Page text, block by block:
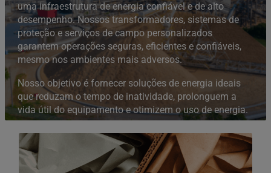
uma infraestrutura de energia confiável e de alto
desempenho. Nossos transformadores, sistemas de
proteção e serviços de campo personalizados
garantem operações seguras, eficientes e confiáveis,
mesmo nos ambientes mais adversos.
Nosso objetivo é fornecer soluções de energia ideais
que reduzam o tempo de inatividade, prolonguem a
vida útil do equipamento e otimizem o uso de energia.